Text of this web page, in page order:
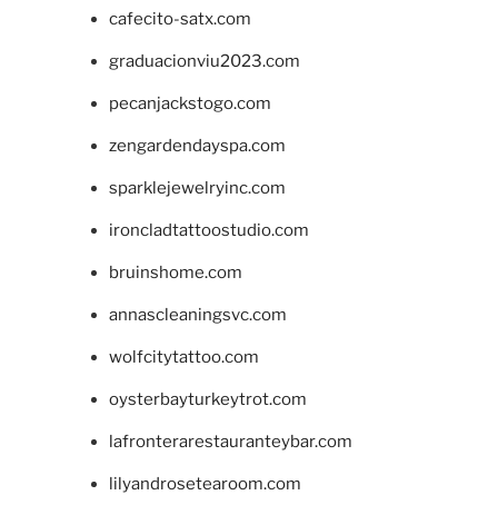
cafecito-satx.com
graduacionviu2023.com
pecanjackstogo.com
zengardendayspa.com
sparklejewelryinc.com
ironcladtattoostudio.com
bruinshome.com
annascleaningsvc.com
wolfcitytattoo.com
oysterbayturkeytrot.com
lafronterarestauranteybar.com
lilyandrosetearoom.com